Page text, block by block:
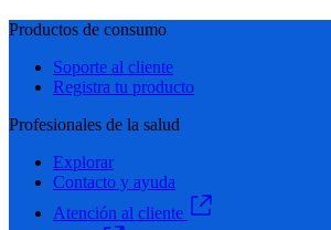
Productos de consumo
Soporte al cliente
Registra tu producto
Profesionales de la salud
Explorar
Contacto y ayuda
Atención al cliente